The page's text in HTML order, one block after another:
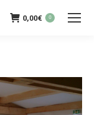
0,00€ 0